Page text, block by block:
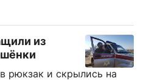
из
рюкзак и скрылись на